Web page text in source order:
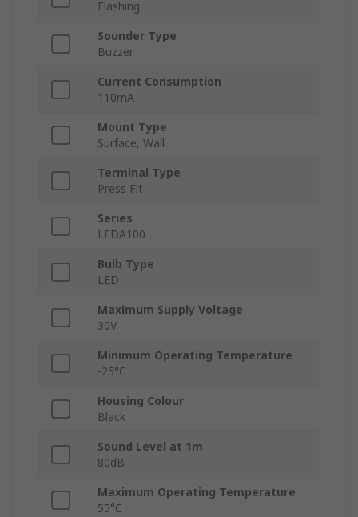
Flashing
Sounder Type
Buzzer
Current Consumption
110mA
Mount Type
Surface, Wall
Terminal Type
Press Fit
Series
LEDA100
Bulb Type
LED
Maximum Supply Voltage
30V
Minimum Operating Temperature
-25°C
Housing Colour
Black
Sound Level at 1m
80dB
Maximum Operating Temperature
55°C